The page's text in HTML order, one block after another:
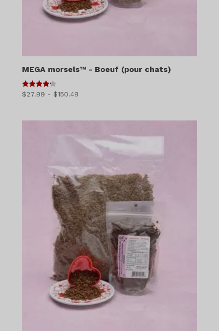
MEGA morsels™ - Boeuf (pour chats)
4
sur 5
$27.99 - $150.49Gamme
$27.99